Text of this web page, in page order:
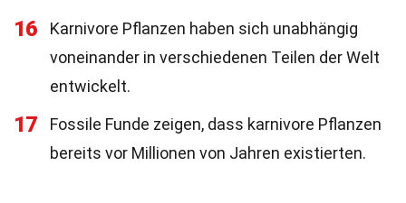
16
Karnivore Pflanzen haben sich unabhängig
voneinander in verschiedenen Teilen der Welt
entwickelt.
17
Fossile Funde zeigen, dass karnivore Pflanzen
bereits vor Millionen von Jahren existierten.